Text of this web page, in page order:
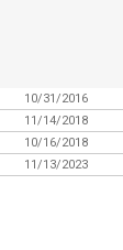
10/31/2016
11/14/2018
10/16/2018
11/13/2023